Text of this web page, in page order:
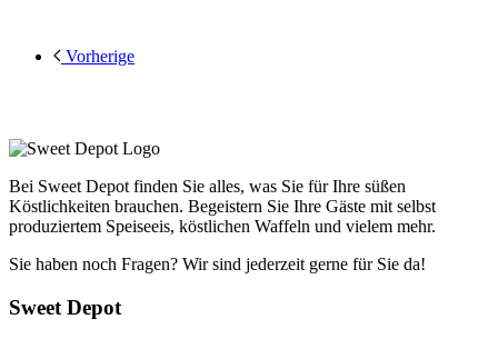
Vorherige
Bei Sweet Depot finden Sie alles, was Sie für Ihre süßen
Köstlichkeiten brauchen. Begeistern Sie Ihre Gäste mit selbst
produziertem Speiseeis, köstlichen Waffeln und vielem mehr.
Sie haben noch Fragen? Wir sind jederzeit gerne für Sie da!
Sweet Depot